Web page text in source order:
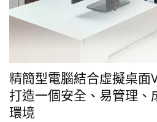
精簡型電腦結合虛擬桌面
打造一個安全、易管理、
環境